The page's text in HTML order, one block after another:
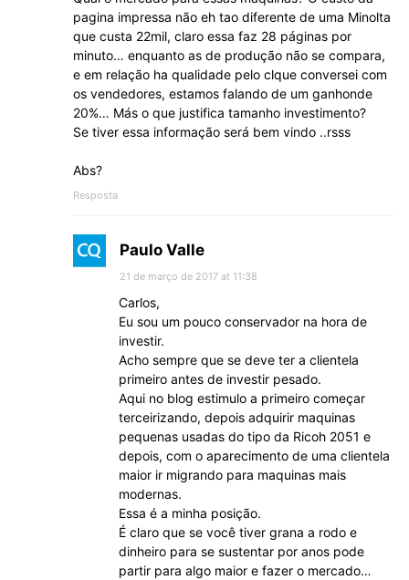
pagina impressa não eh tao diferente de uma Minolta
que custa 22mil, claro essa faz 28 páginas por
minuto… enquanto as de produção não se compara,
e em relação ha qualidade pelo clque conversei com
os vendedores, estamos falando de um ganhonde
20%… Más o que justifica tamanho investimento?
Se tiver essa informação será bem vindo ..rsss
Abs?
Resposta
Paulo Valle
21 de março de 2017 at 11:38
Carlos,
Eu sou um pouco conservador na hora de
investir.
Acho sempre que se deve ter a clientela
primeiro antes de investir pesado.
Aqui no blog estimulo a primeiro começar
terceirizando, depois adquirir maquinas
pequenas usadas do tipo da Ricoh 2051 e
depois, com o aparecimento de uma clientela
maior ir migrando para maquinas mais
modernas.
Essa é a minha posição.
É claro que se você tiver grana a rodo e
dinheiro para se sustentar por anos pode
partir para algo maior e fazer o mercado…